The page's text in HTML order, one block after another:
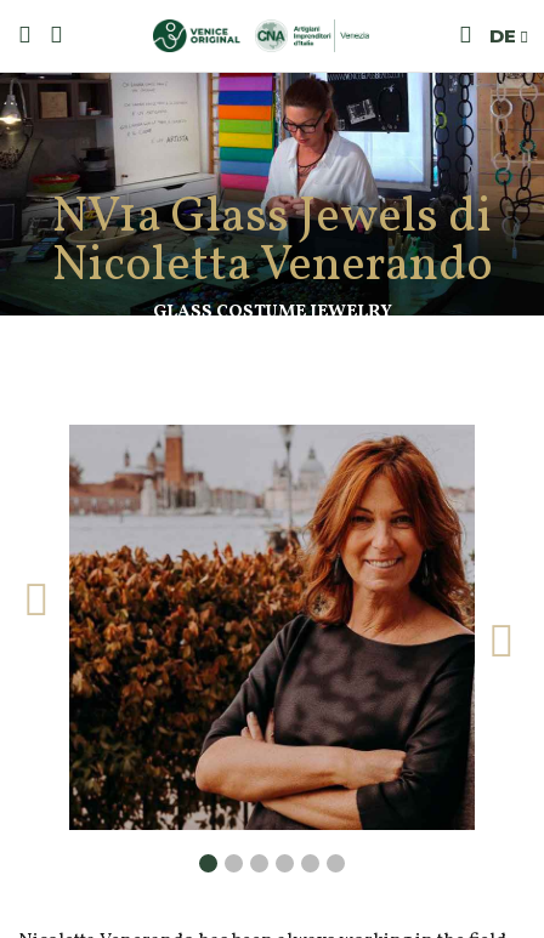
DE
NV1a Glass Jewels di
Nicoletta Venerando
GLASS COSTUME JEWELRY